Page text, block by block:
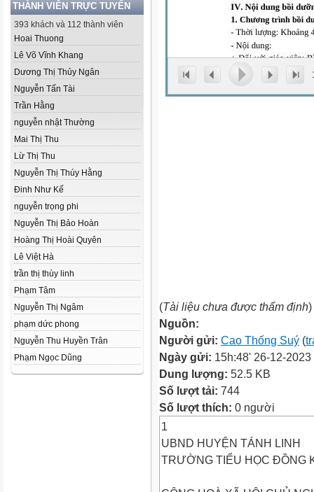
THÀNH VIÊN TRỰC TUYẾN
393 khách và 112 thành viên
Hoai Thuong
Lê Võ Vĩnh Khang
Dương Thị Thủy Ngân
Nguyễn Tấn Tài
Trần Hằng
nguyễn nhật Thường
Mai Thị Thu
Lừ Thị Thu
Nguyễn Thị Thúy Hằng
Đinh Như Kế
nguyễn trọng phi
Nguyễn Thị Bảo Hoàn
Hoàng Thị Hoài Quyên
Lê Việt Hà
trần thị thùy linh
Phạm Tâm
Nguyễn Thị Ngâm
phạm dức phong
Nguyễn Thu Huyền Trân
Phạm Ngọc Dũng
(Tài liệu chưa được thẩm định)
Nguồn:
Người gửi: Cao Thống Suý (
Ngày gửi: 15h:48' 26-12-2023
Dung lượng: 52.5 KB
Số lượt tải: 744
Số lượt thích: 0 người
1
UBND HUYỆN TÁNH LINH
TRƯỜNG TIỂU HỌC ĐỒNG